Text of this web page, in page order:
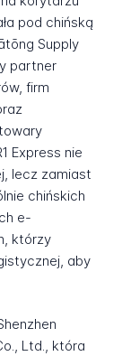
pod chińską
Supply
partner
firm
Express nie
lecz zamiast
chińskich
e-
którzy
aby
Ltd., która